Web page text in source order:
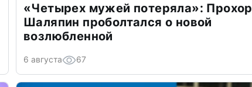
«Четырех мужей потеряла»: Прохор
Шаляпин проболтался о новой
возлюбленной
6 августа 67